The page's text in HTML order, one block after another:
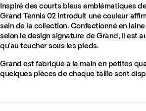
Inspiré des courts bleus emblématiques
Grand Tennis 02 introduit une couleur
sein de la collection. Confectionné en
selon le design signature de Grand, il est
qu'au toucher sous les pieds.
Grand est fabriqué à la main en petites
quelques pièces de chaque taille sont